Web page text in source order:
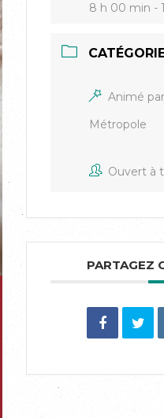
8 h 00 min -
Animé
Métropole
Ouvert à
PARTAGEZ